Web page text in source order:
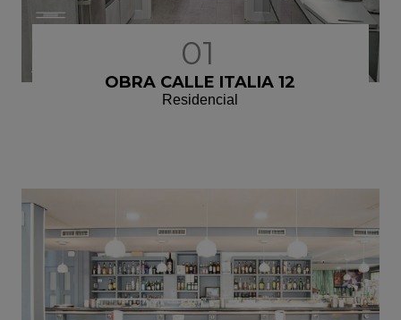
01
OBRA CALLE ITALIA 12
Residencial